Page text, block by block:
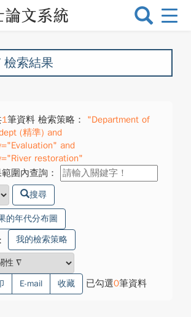
選
換
索結果
1筆資料 檢索策略：
"Department of
(精準) and
and
restoration"
圍內查詢：
搜尋
的年代分布圖
： 我的檢索策略
E-mail 收藏 已勾選0筆資料